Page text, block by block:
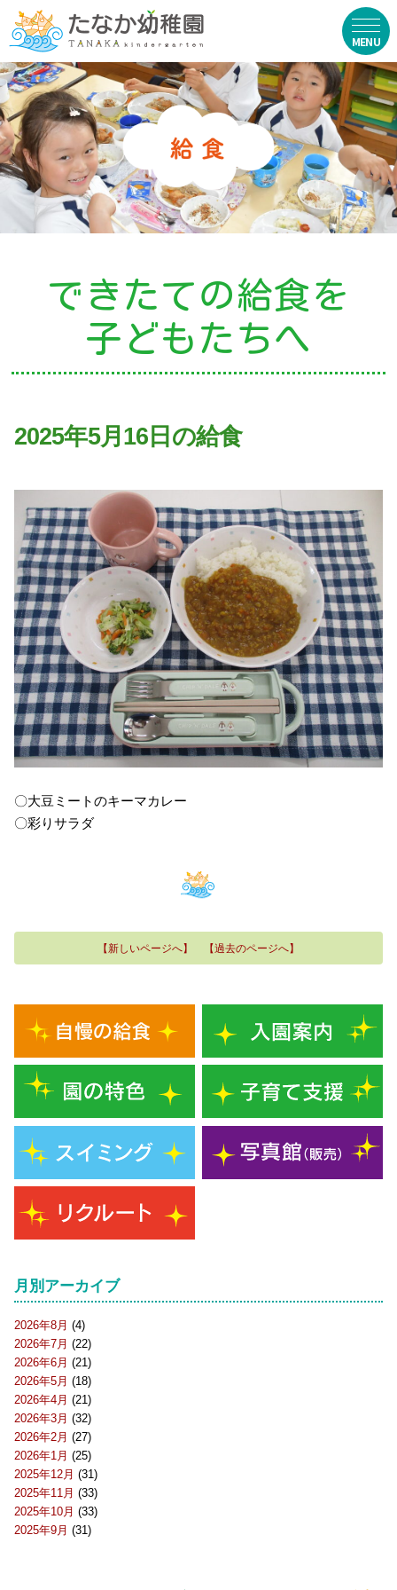
在園生向け
・資料ダウンロード
・園からのお便り
・動画
お知らせ
・ニュース
・ブログ
・園の特色
・年間行事
・自慢の給食
・アクセス
入園案内
子育て支援
未就園児教室
課外授業
できたての給食を
子どもたちへ
2025年5月16日の給食
〇大豆ミートのキーマカレー
〇彩りサラダ
【新しいページへ】 【過去のページへ】
月別アーカイブ
2026年8月 (4)
2026年7月 (22)
2026年6月 (21)
2026年5月 (18)
2026年4月 (21)
2026年3月 (32)
2026年2月 (27)
2026年1月 (25)
2025年12月 (31)
2025年11月 (33)
2025年10月 (33)
2025年9月 (31)